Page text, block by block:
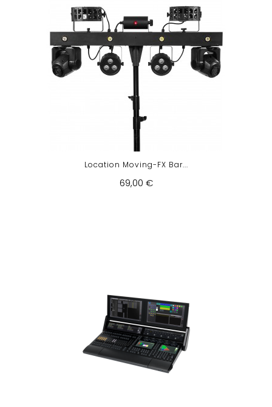
Location Moving-FX Bar...
69,00 €